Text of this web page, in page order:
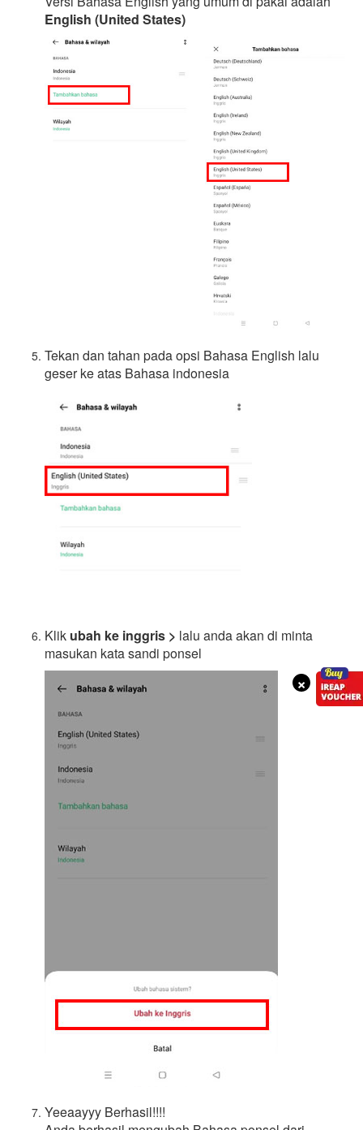
×
English (United States)
Tekan dan tahan pada opsi Bahasa English lalu
geser ke atas Bahasa indonesia
Klik ubah ke inggris > lalu anda akan di minta
masukan kata sandi ponsel
Yeeaayyy Berhasil!!!!